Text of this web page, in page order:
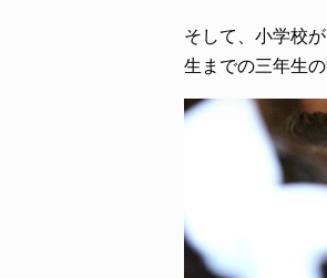
そして、小学校
生までの三年生